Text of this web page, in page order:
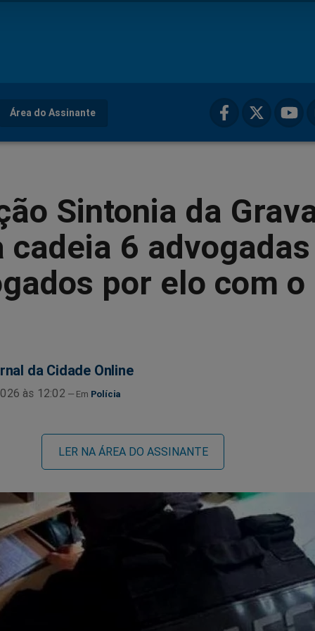
Área do Assinante
Sintonia da
cadeia 6
por elo com o
da Cidade Online
às 12:02 Polícia
LER NA ÁREA DO ASSINANTE